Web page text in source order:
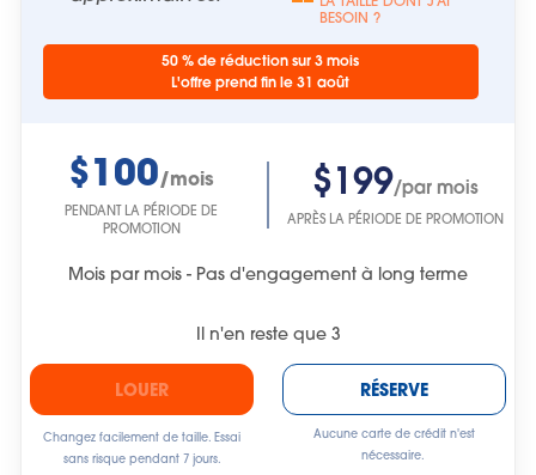
BESOIN ?
50 % de réduction sur 3 mois
L'offre prend fin le 31 août
$100/mois
PENDANT LA PÉRIODE DE
PROMOTION
$199/par mois
APRÈS LA PÉRIODE DE PROMOTION
Mois par mois - Pas d'engagement à long terme
Il n'en reste que 3
LOUER
Changez facilement de taille. Essai
sans risque pendant 7 jours.
RÉSERVE
Aucune carte de crédit n'est
nécessaire.